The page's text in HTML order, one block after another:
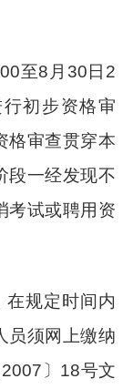
至8月30日2
初步资格审
格审查贯穿本
段一经发现不
考试或聘用资
规定时间内
员须网上缴纳
〕18号文